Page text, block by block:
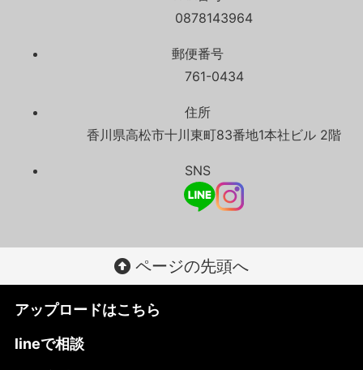
0878143964
郵便番号
761-0434
住所
香川県高松市十川東町83番地1本社ビル 2階
SNS
ページの先頭へ
アップロードはこちら
lineで相談